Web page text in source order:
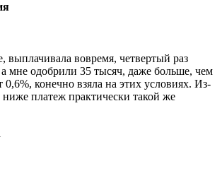
выплачивала вовремя, четвертый раз
мне одобрили 35 тысяч, даже больше, чем
конечно взяла на этих условиях. Из-
ниже платеж практически такой же